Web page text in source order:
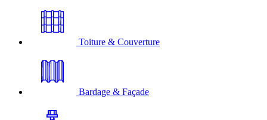
Toiture & Couverture
Bardage & Façade